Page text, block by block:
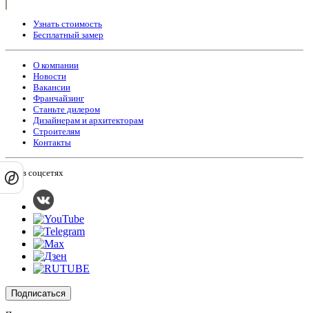
Узнать стоимость
Бесплатный замер
О компании
Новости
Вакансии
Франчайзинг
Станьте дилером
Дизайнерам и архитекторам
Строителям
Контакты
Мы в соцсетях
Подписаться